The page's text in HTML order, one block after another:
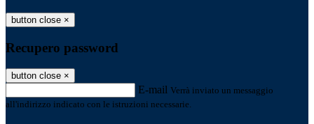
button close ×
Recupero password
button close ×
E-mail Verrà inviato un messaggio
all'indirizzo indicato con le istruzioni necessarie.